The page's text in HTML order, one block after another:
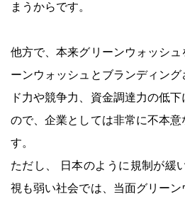
まうからです。
他方で、本来グリーンウォッシュ
ーンウォッシュとブランディン
ド力や競争力、資金調達力の低
ので、企業としては非常に不本意
す。
ただし、 日本のように規制が緩
視も弱い社会では、当面グリー